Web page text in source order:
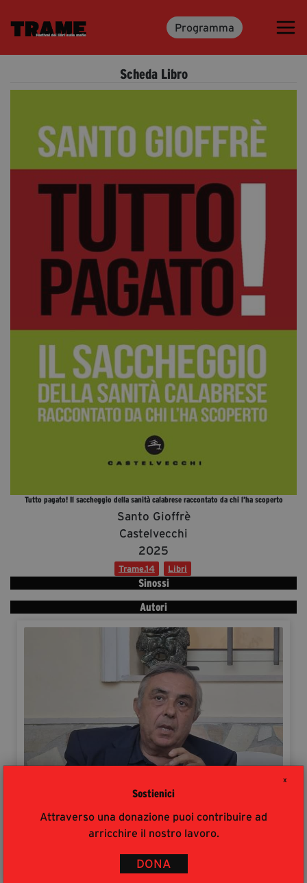
X
Sostienici
Attraverso una donazione puoi contribuire ad
arricchire il nostro lavoro.
DONA
Programma
Trame.15
Media & Press
News & Kit
Rassegna Stampa
Partecipa
Dona
Fondazione Trame
Chi Siamo
Mostra 3D - Visioni Civiche
Contatti
segreteria@tramefestival.it
Scheda Libro
Sinossi
Tutto pagato! Il saccheggio della sanità calabrese raccontato da chi l’ha scoperto
Santo Gioffrè
Castelvecchi
2025
Trame.14 Libri
Autori
DETTAGLI